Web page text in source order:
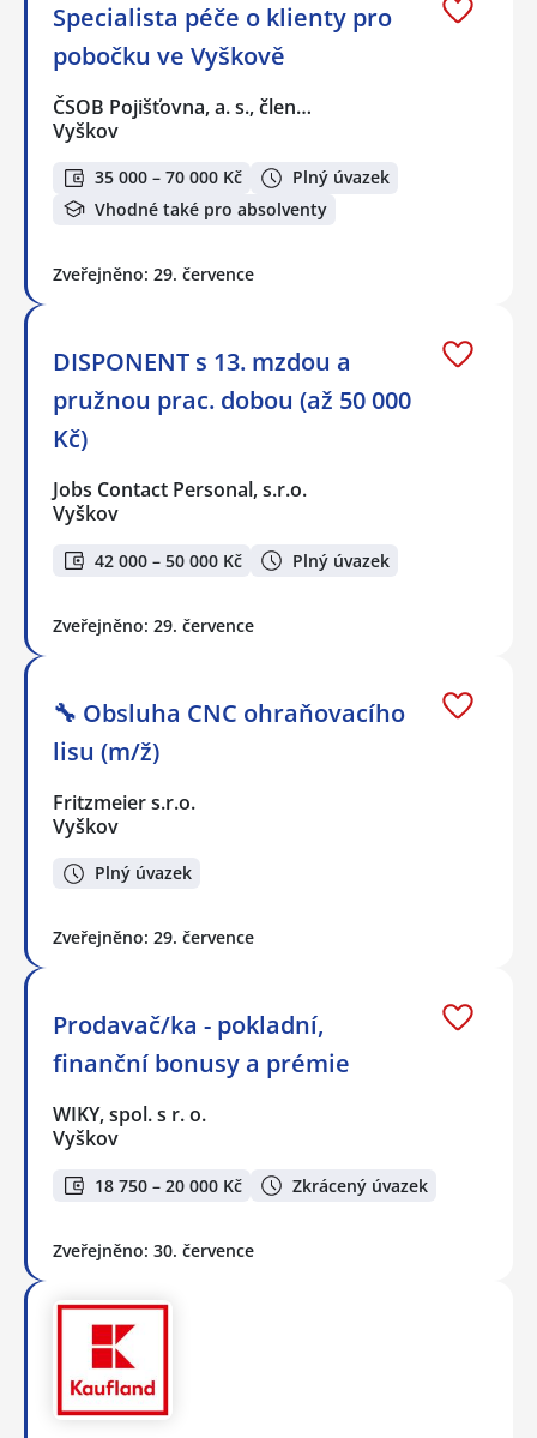
Specialista péče o klienty pro
pobočku ve Vyškově
ČSOB Pojišťovna, a. s., člen…
Vyškov
35 000 – 70 000 Kč
Plný úvazek
Vhodné také pro absolventy
Zveřejněno: 29. července
DISPONENT s 13. mzdou a
pružnou prac. dobou (až 50 000
Kč)
Jobs Contact Personal, s.r.o.
Vyškov
42 000 – 50 000 Kč Plný úvazek
Zveřejněno: 29. července
🔧 Obsluha CNC ohraňovacího
lisu (m/ž)
Fritzmeier s.r.o.
Vyškov
Plný úvazek
Zveřejněno: 29. července
Prodavač/ka - pokladní,
finanční bonusy a prémie
WIKY, spol. s r. o.
Vyškov
18 750 – 20 000 Kč Zkrácený úvazek
Zveřejněno: 30. července